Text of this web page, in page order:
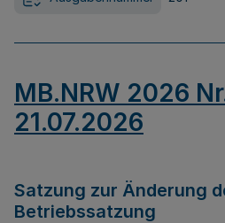
MB.NRW 2026
21.07.2026
Satzung zur Änderung
Betriebssatzung